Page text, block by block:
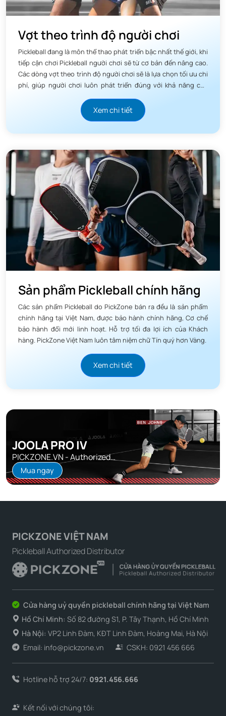
Vợt theo trình độ người chơi
Pickleball đang là môn thể thao phát triển bậc nhất thế giới, khi
tiếp cận chơi Pickleball người chơi sẽ từ cơ bản đến nâng cao.
Các dòng vợt theo trình độ người chơi sẽ là lựa chọn tối ưu chi
phí, giúp người chơi luôn phát triển đúng với khả năng của
Xem chi tiết
Sản phẩm Pickleball chính hãng
Các sản phẩm Pickleball do PickZone bán ra đều là sản phẩm
chính hãng tại Việt Nam, được bảo hành chính hãng, Cơ chế
bảo hành đổi mới linh hoạt. Hỗ trợ tối đa lợi ích của Khách
hàng. PickZone Việt Nam luôn tâm niệm chữ Tín quý hơn Vàng.
Xem chi tiết
JOOLA PRO IV
PICKZONE.VN - Authorized
Distributor
Mua ngay
PICKZONE VIỆT NAM
Pickleball Authorized Distributor
Cửa hàng uỷ quyền pickleball chính hãng tại Việt Nam
Hồ Chí Minh: Số 82 đường S1, P. Tây Thạnh, Hồ Chí Minh
Hà Nội: VP2 Linh Đàm, KĐT Linh Đàm, Hoàng Mai, Hà Nội
Email: info@pickzone.vn
CSKH: 0921 456 666
Hotline hỗ trợ 24/7: 0921.456.666
Kết nối với chúng tôi: